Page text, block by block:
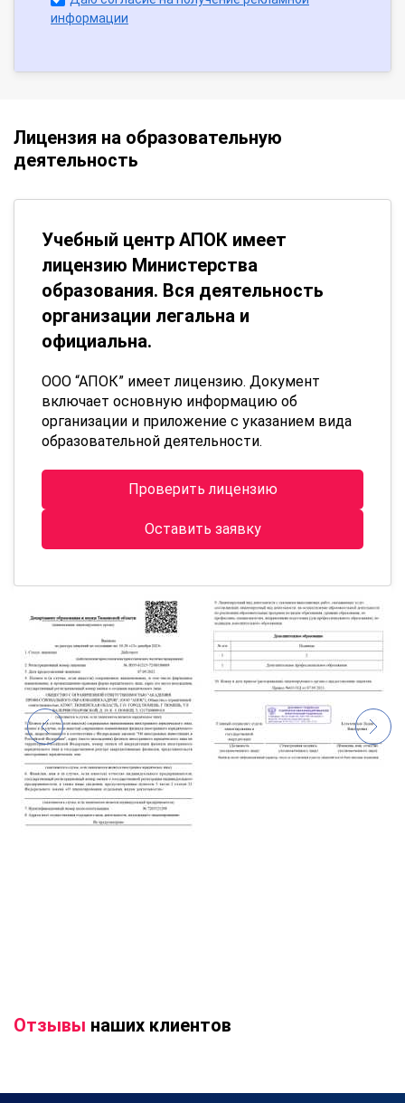
информации
Лицензия на образовательную
деятельность
Учебный центр АПОК имеет
лицензию Министерства
образования. Вся деятельность
организации легальна и
официальна.
ООО “АПОК” имеет лицензию. Документ
включает основную информацию об
организации и приложение с указанием вида
образовательной деятельности.
Проверить лицензию
Оставить заявку
Отзывы наших клиентов